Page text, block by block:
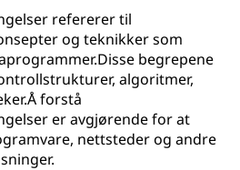
refererer til
og teknikker som
begrepene
algoritmer,
forstå
er avgjørende for at
nettsteder og andre